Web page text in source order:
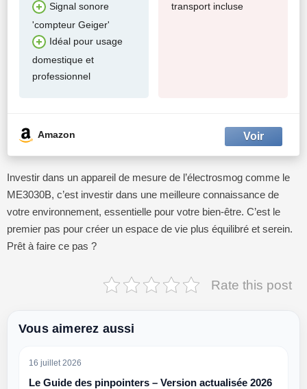
Signal sonore
'compteur Geiger'
Idéal pour usage
domestique et
professionnel
transport incluse
Amazon
Investir dans un appareil de mesure de l’électrosmog comme le
ME3030B, c’est investir dans une meilleure connaissance de
votre environnement, essentielle pour votre bien-être. C’est le
premier pas pour créer un espace de vie plus équilibré et serein.
Prêt à faire ce pas ?
Rate this post
Vous aimerez aussi
16 juillet 2026
Le Guide des pinpointers – Version actualisée 2026